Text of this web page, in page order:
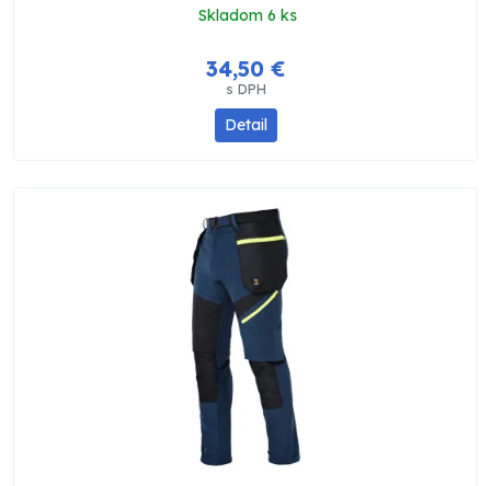
Skladom 6 ks
34,50 €
s DPH
Detail